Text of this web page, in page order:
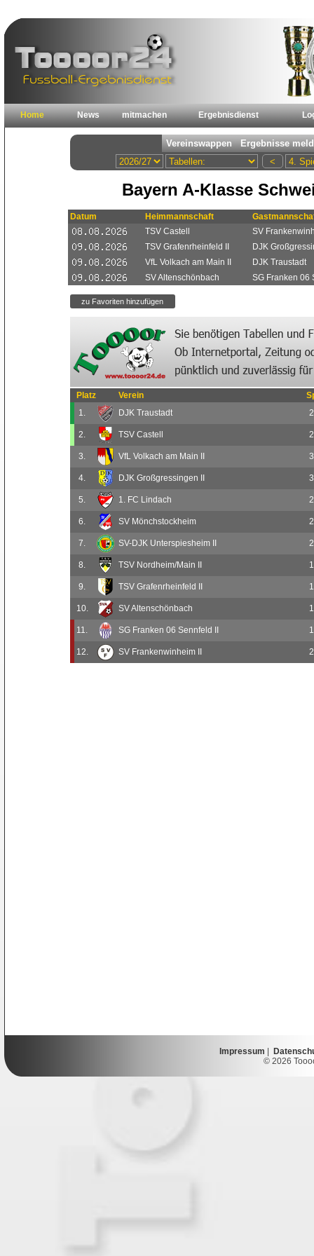
Home News mitmachen Ergebnisdienst
Bayern A-Klasse
Datum Heimmannschaft
TSV Castell
SV
TSV Grafenrheinfeld II
DJK
VfL Volkach am Main II
DJK Traustadt
SV Altenschönbach
SG Franken 06
Platz Verein
1.
DJK Traustadt 2
2. TSV Castell 2
3. VfL Volkach am Main II 3
4. DJK Großgressingen II 3
5. 1. FC Lindach 2
6. SV Mönchstockheim 2
7. SV-DJK Unterspiesheim II 2
8. TSV Nordheim/Main II 1
9. TSV Grafenrheinfeld II 1
10. SV Altenschönbach 1
11. SG Franken 06 Sennfeld II 1
12. SV Frankenwinheim II 2
Impressum
© 2026